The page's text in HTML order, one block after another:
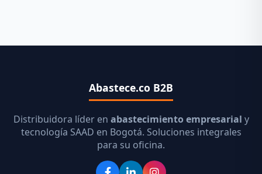
Abastece.co B2B
Distribuidora líder en abastecimiento empresarial y
tecnología SAAD en Bogotá. Soluciones integrales
para su oficina.